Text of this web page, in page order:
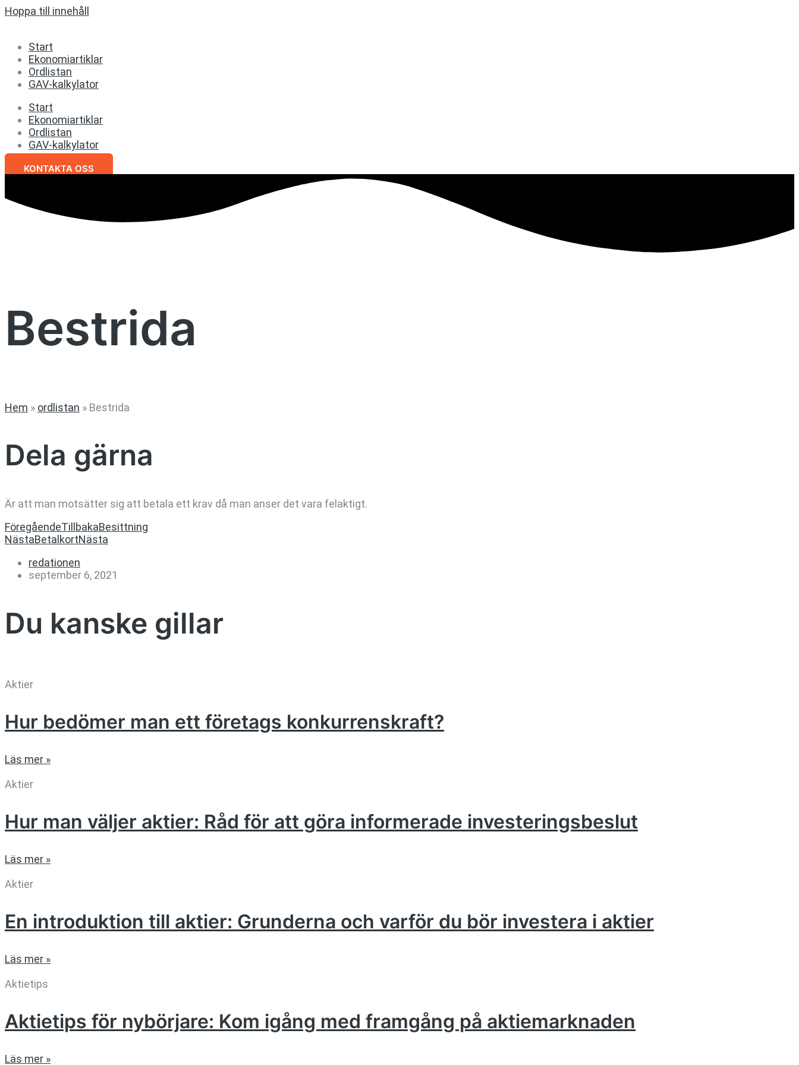
Hoppa till innehåll
Start
Ekonomiartiklar
Ordlistan
GAV-kalkylator
Start
Ekonomiartiklar
Ordlistan
GAV-kalkylator
KONTAKTA OSS
Bestrida
Hem » ordlistan » Bestrida
Dela gärna
Är att man motsätter sig att betala ett krav då man anser det vara felaktigt.
FöregåendeTillbakaBesittning
NästaBetalkortNästa
redationen
september 6, 2021
Du kanske gillar
Aktier
Hur bedömer man ett företags konkurrenskraft?
Läs mer »
Aktier
Hur man väljer aktier: Råd för att göra informerade investeringsbeslut
Läs mer »
Aktier
En introduktion till aktier: Grunderna och varför du bör investera i aktier
Läs mer »
Aktietips
Aktietips för nybörjare: Kom igång med framgång på aktiemarknaden
Läs mer »